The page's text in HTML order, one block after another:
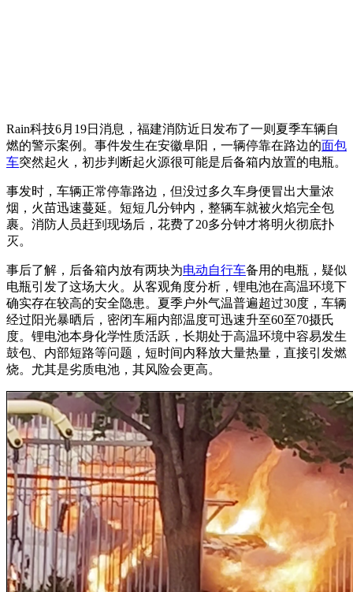
Rain科技6月19日消息，福建消防近日发布了一则夏季车辆自
燃的警示案例。事件发生在安徽阜阳，一辆停靠在路边的面包
车突然起火，初步判断起火源很可能是后备箱内放置的电瓶。
事发时，车辆正常停靠路边，但没过多久车身便冒出大量浓
烟，火苗迅速蔓延。短短几分钟内，整辆车就被火焰完全包
裹。消防人员赶到现场后，花费了20多分钟才将明火彻底扑
灭。
事后了解，后备箱内放有两块为电动自行车备用的电瓶，疑似
电瓶引发了这场大火。从客观角度分析，锂电池在高温环境下
确实存在较高的安全隐患。夏季户外气温普遍超过30度，车辆
经过阳光暴晒后，密闭车厢内部温度可迅速升至60至70摄氏
度。锂电池本身化学性质活跃，长期处于高温环境中容易发生
鼓包、内部短路等问题，短时间内释放大量热量，直接引发燃
烧。尤其是劣质电池，其风险会更高。